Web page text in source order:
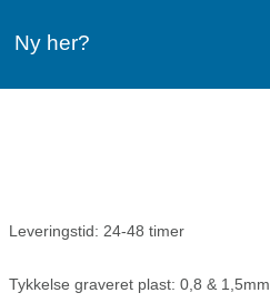
Ny her?
Leveringstid: 24-48 timer
Tykkelse graveret plast: 0,8 & 1,5mm